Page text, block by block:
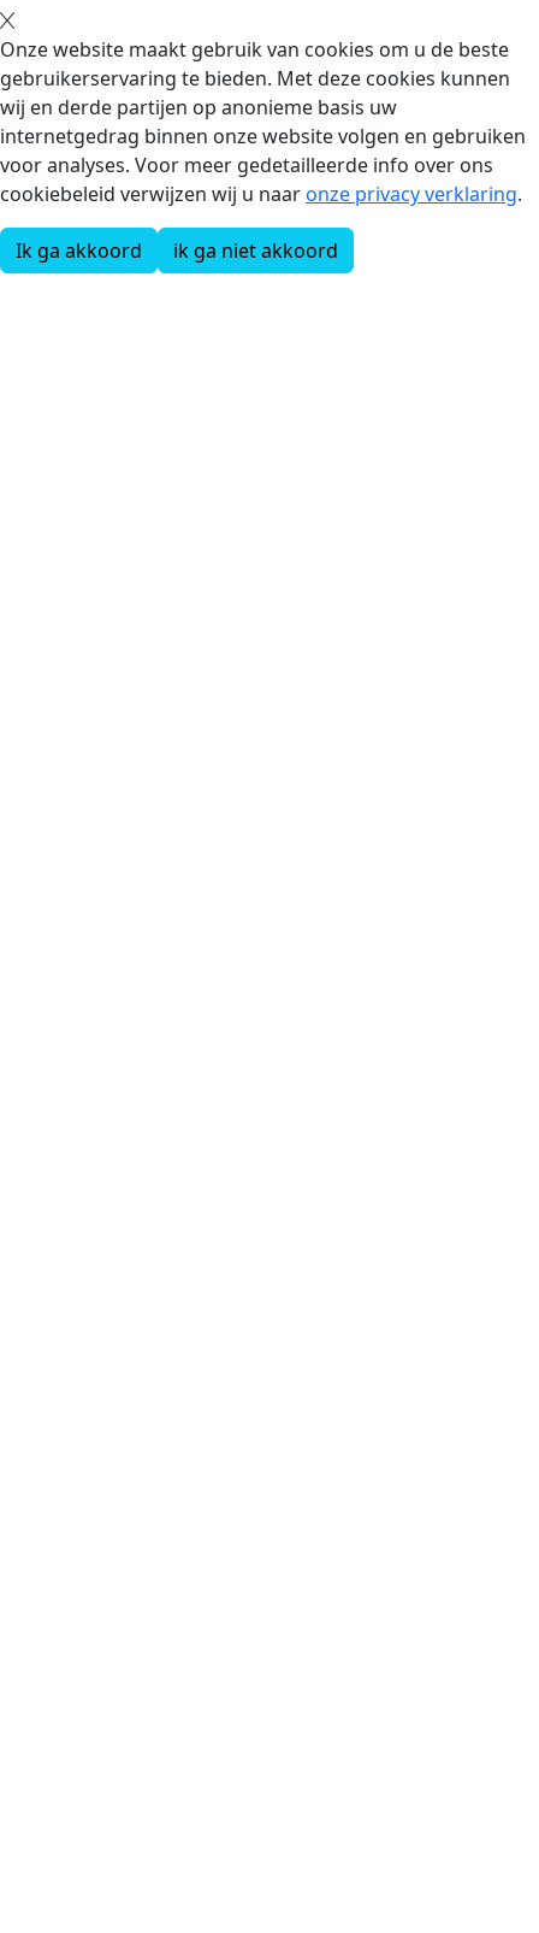
Onze website maakt gebruik van cookies om u de beste
gebruikerservaring te bieden. Met deze cookies kunnen
wij en derde partijen op anonieme basis uw
internetgedrag binnen onze website volgen en gebruiken
voor analyses. Voor meer gedetailleerde info over ons
cookiebeleid verwijzen wij u naaronze privacy verklaring.
Ik ga akkoord ik ga niet akkoord